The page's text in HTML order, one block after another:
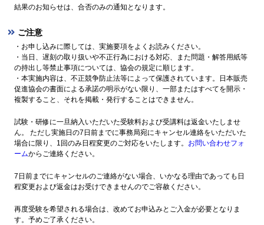
結果のお知らせは、合否のみの通知となります。
ご注意
・お申し込みに際しては、実施要項をよくお読みください。
・当日、遅刻の取り扱いや不正行為における対応、また問題・解答用紙等
の持出し等禁止事項については、協会の規定に順じます。
・本実施内容は、不正競争防止法等によって保護されています。日本販売
促進協会の書面による承諾の明示がない限り、一部またはすべてを開示・
複製すること、それを掲載・発行することはできません。
試験・研修に一旦納入いただいた受験料および受講料は返金いたしませ
ん。 ただし実施日の7日前までに事務局宛にキャンセル連絡をいただいた
場合に限り、1回のみ日程変更のご対応をいたします。 お問い合わせフォ
ームからご連絡ください。
7日前までにキャンセルのご連絡がない場合、いかなる理由であっても日
程変更および返金はお受けできませんのでご容赦ください。
再度受験を希望される場合は、改めてお申込みとご入金が必要となりま
す。予めご了承ください。